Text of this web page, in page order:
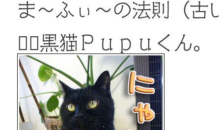
ま～ふぃ～の法則（古
🐱‍👤黒猫Ｐｕｐｕくん。